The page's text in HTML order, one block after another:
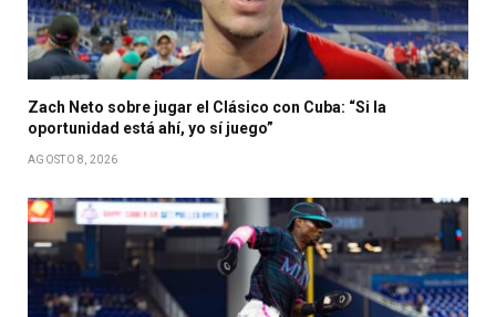
Zach Neto sobre jugar el Clásico con Cuba: “Si la
oportunidad está ahí, yo sí juego”
AGOSTO 8, 2026